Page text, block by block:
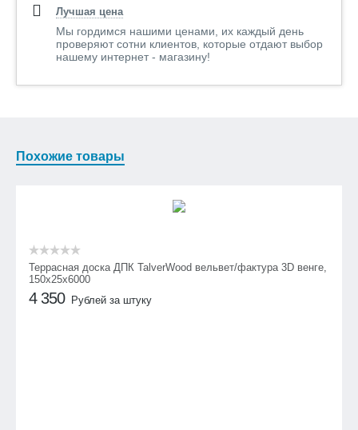
Лучшая цена
Мы гордимся нашими ценами, их каждый день
проверяют сотни клиентов, которые отдают выбор
нашему интернет - магазину!
Похожие товары
Террасная доска ДПК TalverWood вельвет/фактура 3D венге,
150х25х6000
4 350 Рублей за штуку